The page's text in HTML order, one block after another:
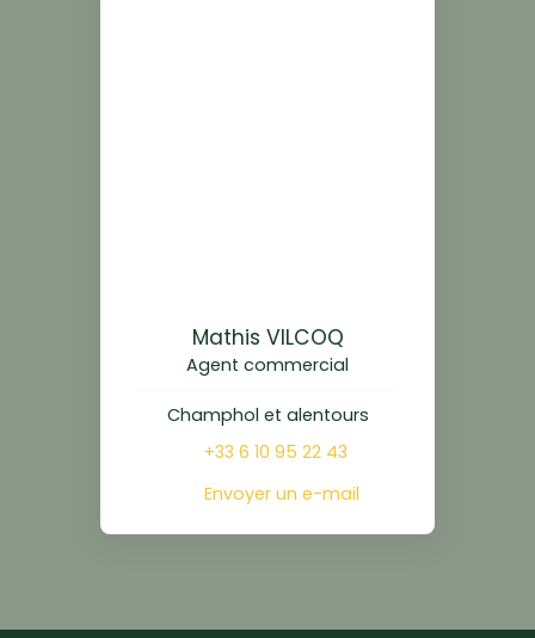
Mathis VILCOQ
Agent commercial
Champhol et alentours
+33 6 10 95 22 43
Envoyer un e-mail